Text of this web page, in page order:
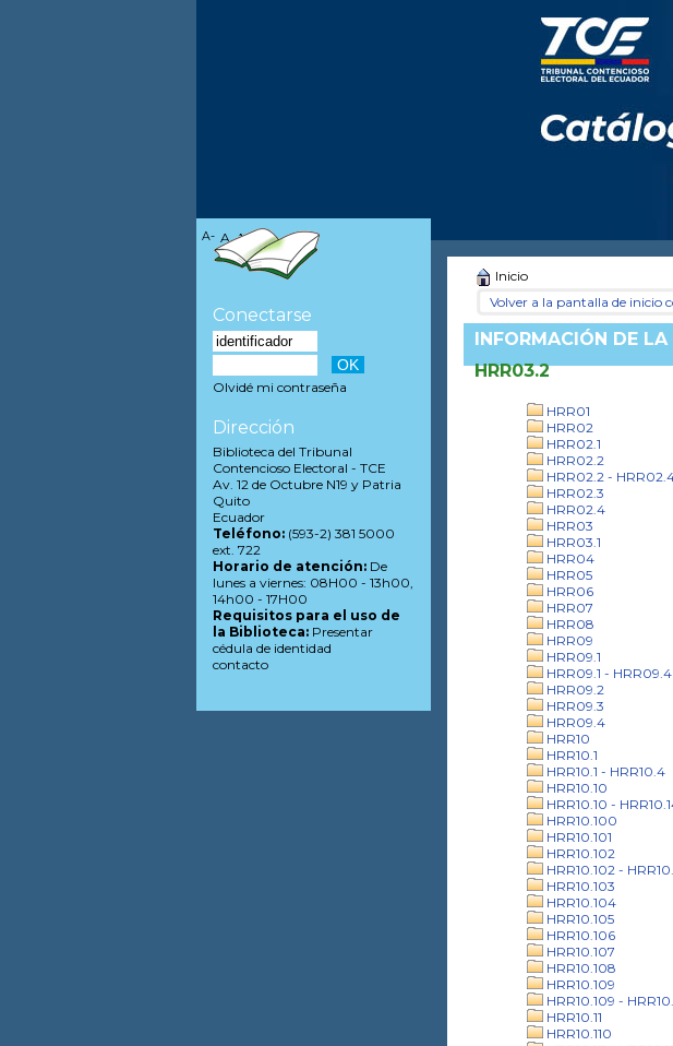
Inicio
Volver a la pantalla de inicio
INFORMACIÓN DE LA
HRR03.2
HRR01
HRR02
HRR02.1
HRR02.2
HRR02.2 -
HRR02.3
HRR02.4
HRR03
HRR03.1
HRR04
HRR05
HRR06
HRR07
HRR08
HRR09
HRR09.1
HRR09.1 - HRR09.4
HRR09.2
HRR09.3
HRR09.4
HRR10
HRR10.1
HRR10.1 - HRR10.4
HRR10.10
HRR10.10 -
HRR10.100
HRR10.101
HRR10.102
HRR10.102 -
HRR10.103
HRR10.104
HRR10.105
HRR10.106
HRR10.107
HRR10.108
HRR10.109
HRR10.109 -
HRR10.11
HRR10.110
A- A A+
Conectarse
Olvidé mi contraseña
Dirección
Biblioteca del Tribunal
Contencioso Electoral - TCE
Av. 12 de Octubre N19 y Patria
Quito
Ecuador
Teléfono:(593-2) 381 5000
ext. 722
Horario de atención:De
lunes a viernes: 08H00 - 13h00,
14h00 - 17H00
Requisitos para el uso de
la Biblioteca:Presentar
cédula de identidad
contacto